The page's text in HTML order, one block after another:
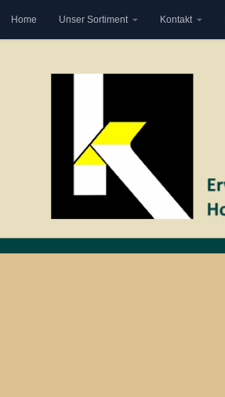
Zum Inhalt springen
Home Unser Sortiment Kontakt